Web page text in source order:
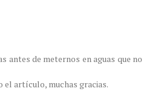
antes de meternos en aguas que no
el artículo, muchas gracias.